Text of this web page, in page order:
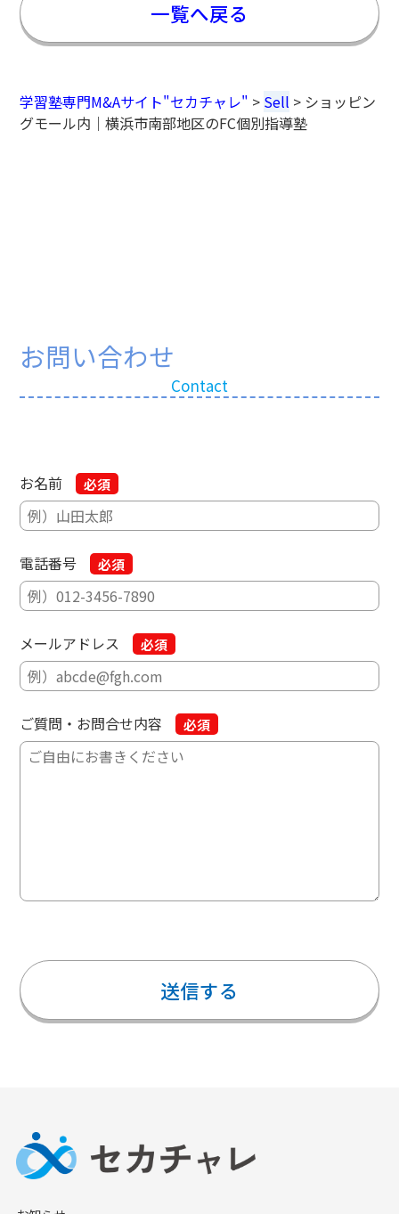
一覧へ戻る
学習塾専門M&Aサイト"セカチャレ" > Sell > ショッピン
グモール内｜横浜市南部地区のFC個別指導塾
お問い合わせ
Contact
お名前
電話番号
メールアドレス
ご質問・お問合せ内容